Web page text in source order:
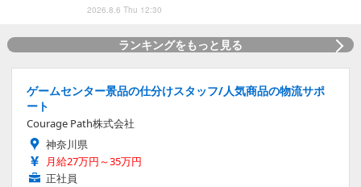
2026.8.6 Thu 12:30
ランキングをもっと見る
ゲームセンター景品の仕分けスタッフ/人気商品の物流サポ
ート
Courage Path株式会社
神奈川県
月給27万円～35万円
正社員